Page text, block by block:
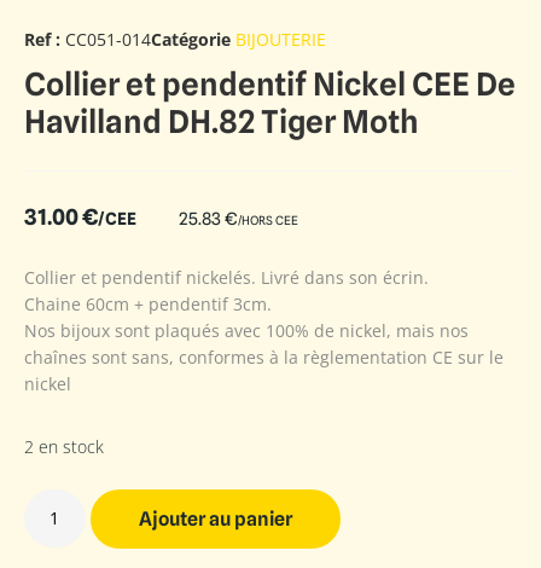
Ref : CC051-014Catégorie BIJOUTERIE
Collier et pendentif Nickel CEE De
Havilland DH.82 Tiger Moth
31.00€/CEE 25.83€/HORS CEE
Collier et pendentif nickelés. Livré dans son écrin.
Chaine 60cm + pendentif 3cm.
Nos bijoux sont plaqués avec 100% de nickel, mais nos
chaînes sont sans, conformes à la règlementation CE sur le
nickel
2 en stock
Ajouter au panier